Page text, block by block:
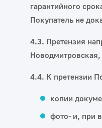
гарантийного
Покупатель не
4.3. Претензия
4.4. К претензии
копии
фото‑ и, при